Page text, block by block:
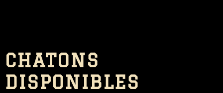
CHATONS
DISPONIBLES